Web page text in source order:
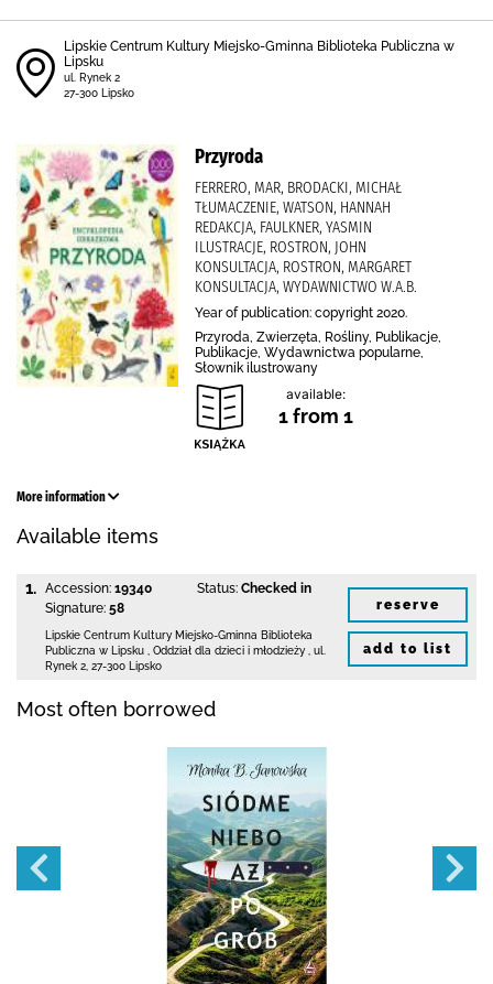
Lipskie Centrum Kultury Miejsko-Gminna Biblioteka Publiczna w
Lipsku
ul. Rynek 2
27-300 Lipsko
Przyroda
FERRERO, MAR, BRODACKI, MICHAŁ
TŁUMACZENIE, WATSON, HANNAH
REDAKCJA, FAULKNER, YASMIN
ILUSTRACJE, ROSTRON, JOHN
KONSULTACJA, ROSTRON, MARGARET
KONSULTACJA, WYDAWNICTWO W.A.B.
Year of publication: copyright 2020.
Przyroda, Zwierzęta, Rośliny, Publikacje,
Publikacje, Wydawnictwa popularne,
Słownik ilustrowany
available:
1 from 1
More information
Available items
1. Accession: 19340
Signature: 58
Status: Checked in
Lipskie Centrum Kultury Miejsko-Gminna Biblioteka
Publiczna w Lipsku
Oddział dla dzieci i młodzieży , ul.
Rynek 2 27-300 Lipsko
reserve
add to list
Most often borrowed